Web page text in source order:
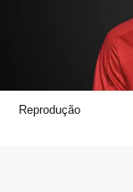
Reprodução